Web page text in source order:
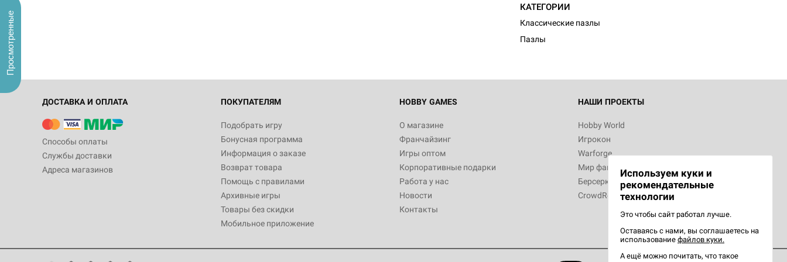
КАТЕГОРИИ
Классические пазлы
Пазлы
ДОСТАВКА И ОПЛАТА
Способы оплаты
Службы доставки
Адреса магазинов
ПОКУПАТЕЛЯМ
Подобрать игру
Бонусная программа
Информация о заказе
Возврат товара
Помощь с правилами
Архивные игры
Товары без скидки
Мобильное приложение
HOBBY GAMES
О магазине
Франчайзинг
Игры оптом
Корпоративные подарки
Работа у нас
Новости
Контакты
НАШИ ПРОЕКТЫ
Hobby World
Игрокон
Warforge
Мир фантастики
Берсерк
CrowdRepublic
Используем куки и
рекомендательные
технологии
Это чтобы сайт работал лучше.
Оставаясь с нами, вы соглашаетесь на
использование файлов куки.
А ещё можно почитать, что такое
Просмотренные
Белая смерть
12 990
Настольная игра Hobby World Ужас
3 490